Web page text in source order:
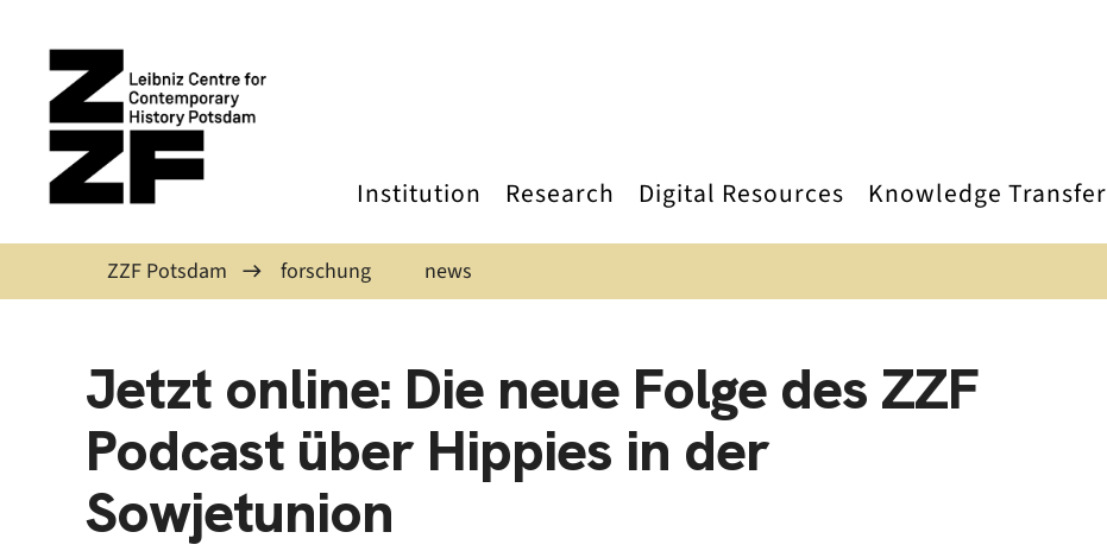
Institution Research Digital Resources Knowledge Transfer
ZZF Potsdam forschung news
Jetzt online: Die neue Folge des ZZF
Podcast über Hippies in der
Sowjetunion